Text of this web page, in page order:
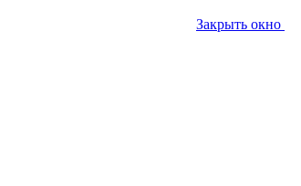
Закрыть окно